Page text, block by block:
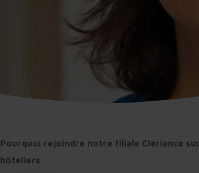
Pourquoi rejoindre notre filiale Clériance
hôteliers